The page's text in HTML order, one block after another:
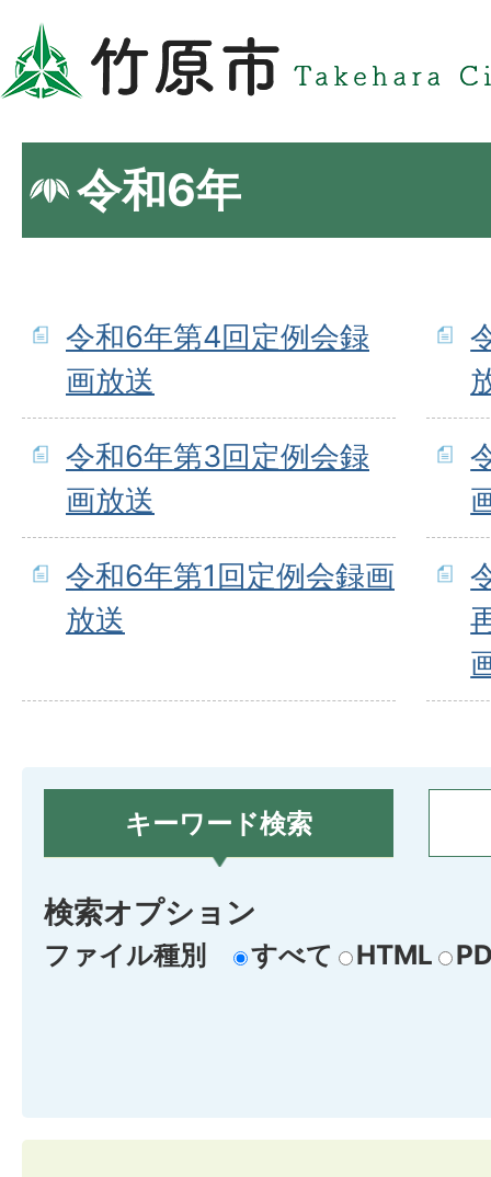
令和6年
令和6年第4回定例会録
画放送
令和6年第3回定例会録
画放送
令和6年第1回定例会録画
放送
キーワード検索
検索オプション
ファイル種別 すべて HTML